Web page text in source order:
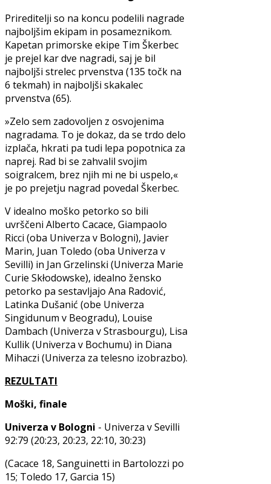
Prireditelji so na koncu podelili nagrade
najboljšim ekipam in posameznikom.
Kapetan primorske ekipe Tim Škerbec
je prejel kar dve nagradi, saj je bil
najboljši strelec prvenstva (135 točk na
6 tekmah) in najboljši skakalec
prvenstva (65).
»Zelo sem zadovoljen z osvojenima
nagradama. To je dokaz, da se trdo delo
izplača, hkrati pa tudi lepa popotnica za
naprej. Rad bi se zahvalil svojim
soigralcem, brez njih mi ne bi uspelo,«
je po prejetju nagrad povedal Škerbec.
V idealno moško petorko so bili
uvrščeni Alberto Cacace, Giampaolo
Ricci (oba Univerza v Bologni), Javier
Marin, Juan Toledo (oba Univerza v
Sevilli) in Jan Grzelinski (Univerza Marie
Curie Skłodowske), idealno žensko
petorko pa sestavljajo Ana Radović,
Latinka Dušanić (obe Univerza
Singidunum v Beogradu), Louise
Dambach (Univerza v Strasbourgu), Lisa
Kullik (Univerza v Bochumu) in Diana
Mihaczi (Univerza za telesno izobrazbo).
REZULTATI
Moški, finale
Univerza v Bologni - Univerza v Sevilli
92:79 (20:23, 20:23, 22:10, 30:23)
(Cacace 18, Sanguinetti in Bartolozzi po
15; Toledo 17, Garcia 15)